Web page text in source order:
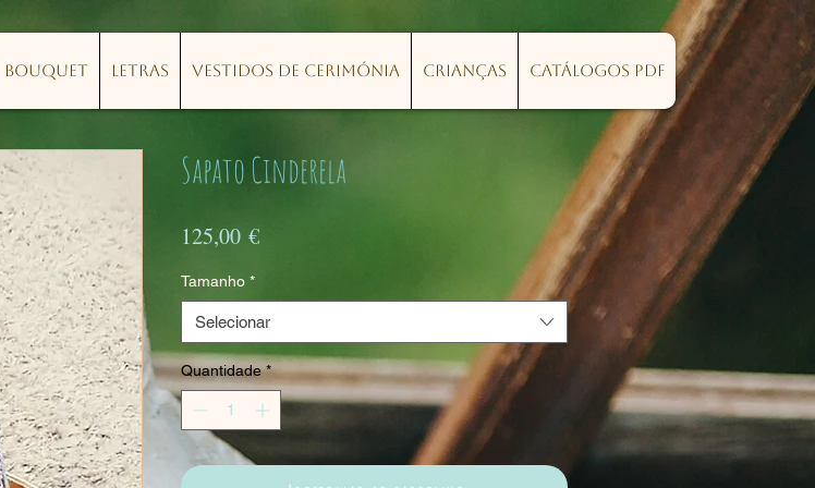
Bouquet Letras Vestidos de Cerimónia Crianças Catálogos PDF
Sapato Cinderela
125,00 €Preço
Tamanho *
Selecionar
Quantidade *